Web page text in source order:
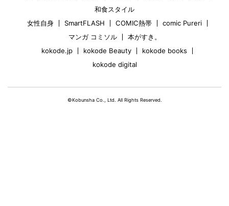
和食スタイル
女性自身
SmartFLASH COMIC熱帯
comic Pureri
マンガ コミソル
本がすき。
kokode.jp
kokode Beauty
kokode books
kokode digital
©Kobunsha Co., Ltd. All Rights Reserved.